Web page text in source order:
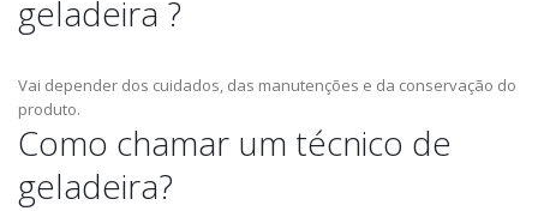
geladeira ?
Vai depender dos cuidados, das manutenções e da conservação do
produto.
Como chamar um técnico de
geladeira?